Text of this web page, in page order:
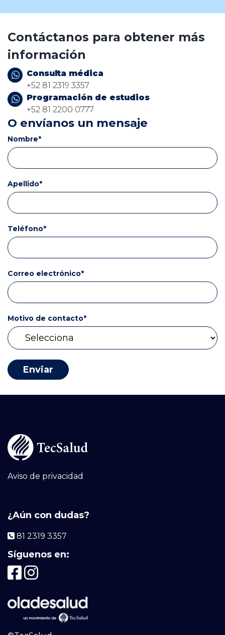
Contáctanos para obtener más
información
Consulta médica
+52 81 2319 3357
Programación de estudios
+52 81 2200 0777
O envíanos un mensaje
Nombre*
Apellido*
Teléfono*
Correo electrónico*
Motivo de contacto*
Aviso de privacidad
¿Aún con dudas?
81 2319 3357
Síguenos en: